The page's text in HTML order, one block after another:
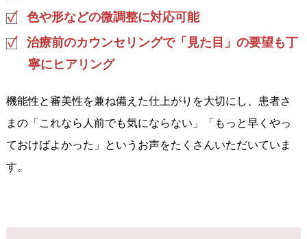
色や形などの微調整に対応可能
治療前のカウンセリングで「見た目」の要望も丁
寧にヒアリング
機能性と審美性を兼ね備えた仕上がりを大切にし、患者さ
まの「これなら人前でも気にならない」「もっと早くやっ
ておけばよかった」というお声をたくさんいただいていま
す。